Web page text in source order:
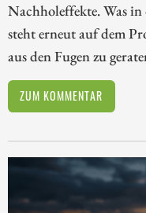
Nachholeffekte. Was
steht erneut auf dem
aus den Fugen zu
ZUM KOMMENTAR